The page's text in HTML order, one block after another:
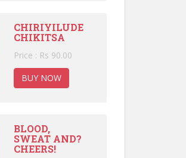
CHIRIYILUDE
CHIKITSA
Price : Rs 90.00
BUY NOW
BLOOD,
SWEAT AND?
CHEERS!